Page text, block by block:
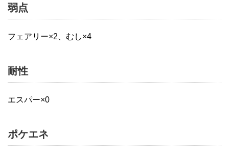
弱点
フェアリー×2、むし×4
耐性
エスパー×0
ポケエネ